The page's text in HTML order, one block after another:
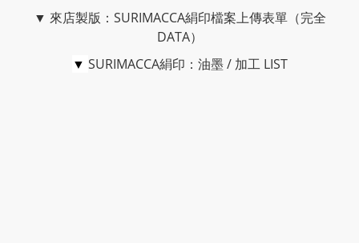
▼ 來店製版：SURIMACCA絹印檔案上傳表單（完全
DATA）
▼ SURIMACCA絹印：油墨 / 加工 LIST